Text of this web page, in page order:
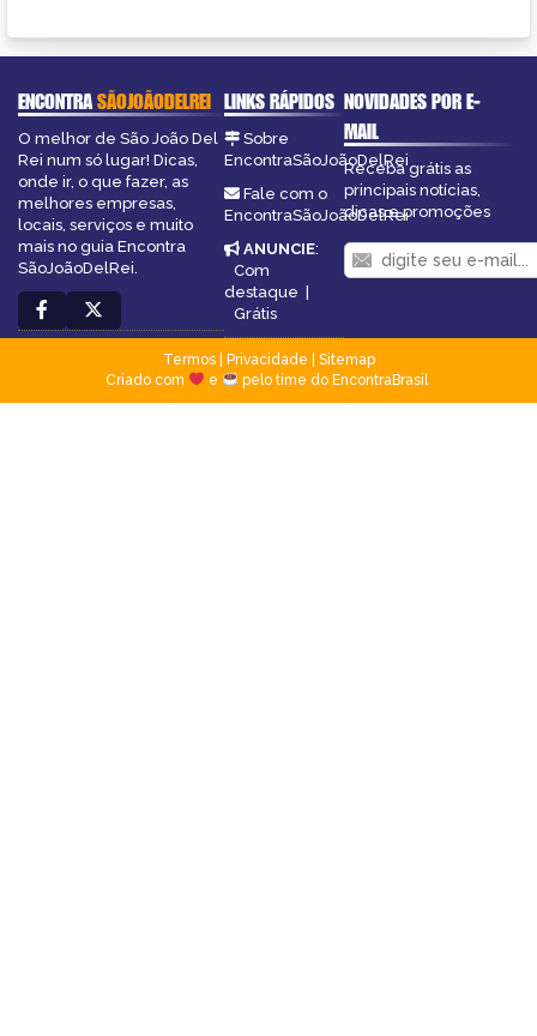
ENCONTRASÃOJOÃODELREI
O melhor de São João Del
Rei num só lugar! Dicas,
onde ir, o que fazer, as
melhores empresas,
locais, serviços e muito
mais no guia Encontra
SãoJoãoDelRei.
LINKS RÁPIDOS
Sobre
EncontraSãoJoãoDelRei
Fale com o
EncontraSãoJoãoDelRei
ANUNCIE:
Com
destaque
Grátis
NOVIDADES POR E-
MAIL
Receba grátis as
principais notícias,
dicas e promoções
Termos| Privacidade
Sitemap
Criado com
e pelo time do EncontraBrasil